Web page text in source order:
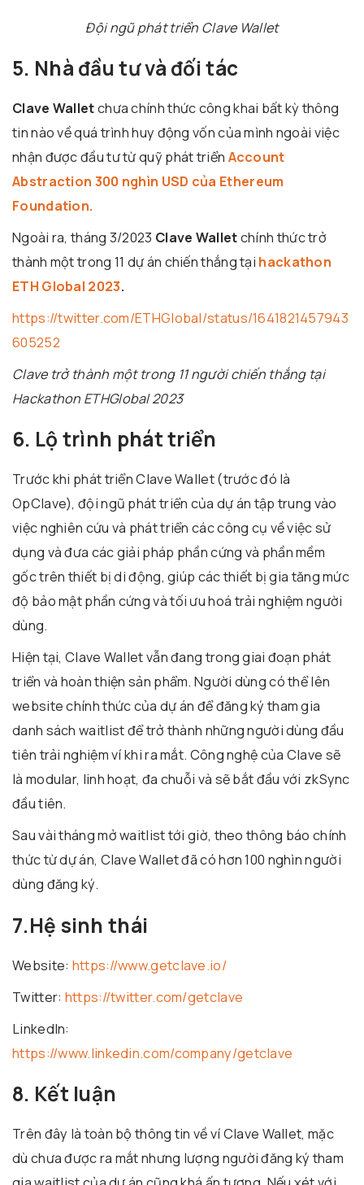
Đội ngũ phát triển Clave Wallet
5. Nhà đầu tư và đối tác
Clave Walletchưa chính thức công khai bất kỳ thông
tin nào về quá trình huy động vốn của mình ngoài việc
nhận được đầu tư từ quỹ phát triển Account
Abstraction 300 nghìn USD của Ethereum
Foundation.
Ngoài ra, tháng 3/2023 Clave Walletchính thức trở
thành một trong 11 dự án chiến thắng tại hackathon
ETH Global 2023.
https://twitter.com/ETHGlobal/status/1641821457943
605252
Clave trở thành một trong 11 người chiến thắng tại
Hackathon ETHGlobal 2023
6. Lộ trình phát triển
Trước khi phát triển Clave Wallet (trước đó là
OpClave), đội ngũ phát triển của dự án tập trung vào
việc nghiên cứu và phát triển các công cụ về việc sử
dụng và đưa các giải pháp phần cứng và phần mềm
gốc trên thiết bị di động, giúp các thiết bị gia tăng mức
độ bảo mật phần cứng và tối ưu hoá trải nghiệm người
dùng.
Hiện tại, Clave Wallet vẫn đang trong giai đoạn phát
triển và hoàn thiện sản phẩm. Người dùng có thể lên
website chính thức của dự án để đăng ký tham gia
danh sách waitlist để trở thành những người dùng đầu
tiên trải nghiệm ví khi ra mắt. Công nghệ của Clave sẽ
là modular, linh hoạt, đa chuỗi và sẽ bắt đầu với zkSync
đầu tiên.
Sau vài tháng mở waitlist tới giờ, theo thông báo chính
thức từ dự án, Clave Wallet đã có hơn 100 nghìn người
dùng đăng ký.
7.Hệ sinh thái
Website: https://www.getclave.io/
Twitter: https://twitter.com/getclave
LinkedIn:
https://www.linkedin.com/company/getclave
8. Kết luận
Trên đây là toàn bộ thông tin về ví Clave Wallet, mặc
dù chưa được ra mắt nhưng lượng người đăng ký tham